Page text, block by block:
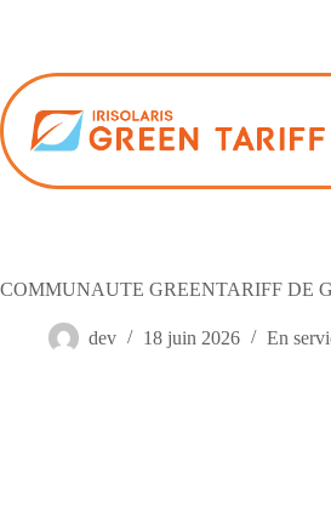
COMMUNAUTE GREENTARIFF DE
dev 18 juin 2026 En